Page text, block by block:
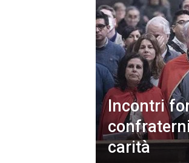
Incontri
carità